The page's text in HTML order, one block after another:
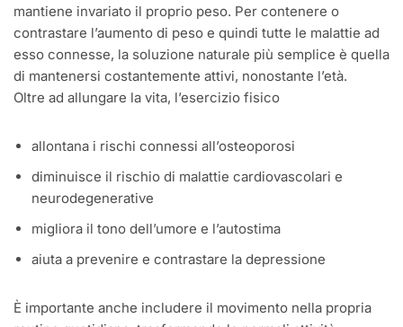
mantiene invariato il proprio peso. Per contenere o
contrastare l’aumento di peso e quindi tutte le malattie ad
esso connesse, la soluzione naturale più semplice è quella
di mantenersi costantemente attivi, nonostante l’età.
Oltre ad allungare la vita, l’esercizio fisico
allontana i rischi connessi all’osteoporosi
diminuisce il rischio di malattie cardiovascolari e
neurodegenerative
migliora il tono dell’umore e l’autostima
aiuta a prevenire e contrastare la depressione
È importante anche includere il movimento nella propria